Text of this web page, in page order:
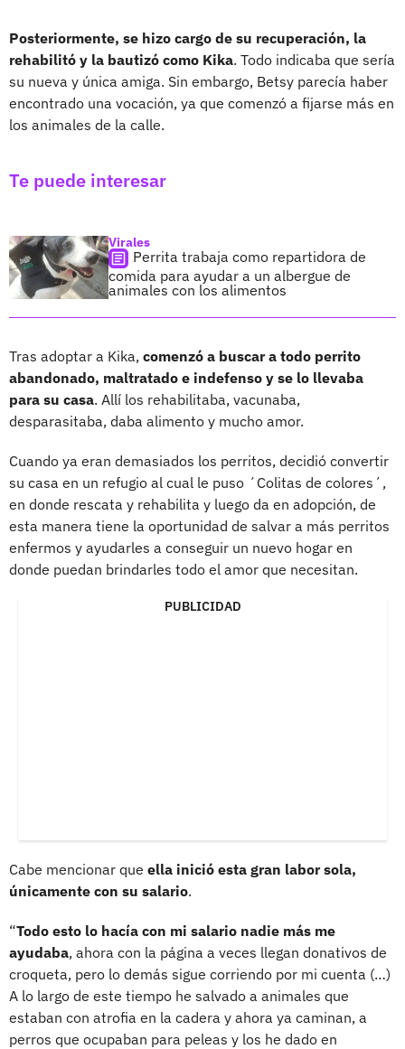
Posteriormente, se hizo cargo de su recuperación, la
rehabilitó y la bautizó como Kika. Todo indicaba que sería
su nueva y única amiga. Sin embargo, Betsy parecía haber
encontrado una vocación, ya que comenzó a fijarse más en
los animales de la calle.
Te puede interesar
Virales
Perrita trabaja como repartidora de
comida para ayudar a un albergue de
animales con los alimentos
Tras adoptar a Kika, comenzó a buscar a todo perrito
abandonado, maltratado e indefenso y se lo llevaba
para su casa. Allí los rehabilitaba, vacunaba,
desparasitaba, daba alimento y mucho amor.
Cuando ya eran demasiados los perritos, decidió convertir
su casa en un refugio al cual le puso ´Colitas de colores´,
en donde rescata y rehabilita y luego da en adopción, de
esta manera tiene la oportunidad de salvar a más perritos
enfermos y ayudarles a conseguir un nuevo hogar en
donde puedan brindarles todo el amor que necesitan.
PUBLICIDAD
Cabe mencionar que ella inició esta gran labor sola,
únicamente con su salario.
“Todo esto lo hacía con mi salario nadie más me
ayudaba, ahora con la página a veces llegan donativos de
croqueta, pero lo demás sigue corriendo por mi cuenta (…)
A lo largo de este tiempo he salvado a animales que
estaban con atrofia en la cadera y ahora ya caminan, a
perros que ocupaban para peleas y los he dado en